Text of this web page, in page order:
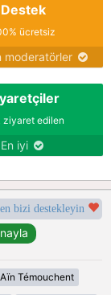
Destek
ücretsiz
moderatörler
ziyaret edilen
En iyi
bizi destekleyin
Aïn Témouchent